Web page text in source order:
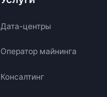
Дата-центры
Оператор майнинга
Консалтинг